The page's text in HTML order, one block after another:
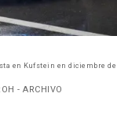
en Kufstein en diciembre de
- ARCHIVO